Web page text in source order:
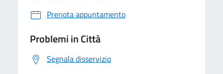
Prenota appuntamento
Problemi in Città
Segnala disservizio